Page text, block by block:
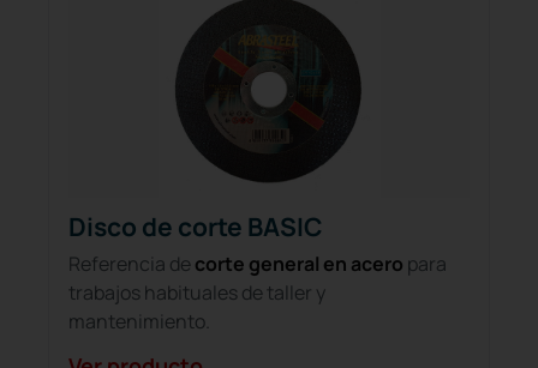
Disco de corte BASIC
Referencia decorte general en acero para
trabajos habituales de taller y
mantenimiento.